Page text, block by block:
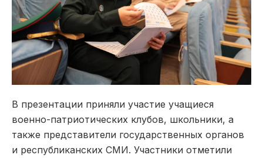
В презентации приняли участие учащиеся
военно-патриотических клубов, школьники, а
также представители государственных органов
и республиканских СМИ. Участники отметили